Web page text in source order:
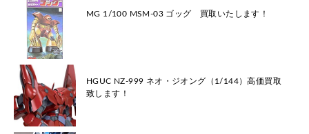
MG 1/100 MSM-03 ゴッグ 買取いたします！
HGUC NZ-999 ネオ・ジオング（1/144）高価買取
致します！